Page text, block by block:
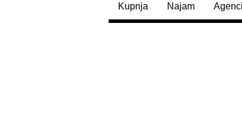
Kupnja Najam